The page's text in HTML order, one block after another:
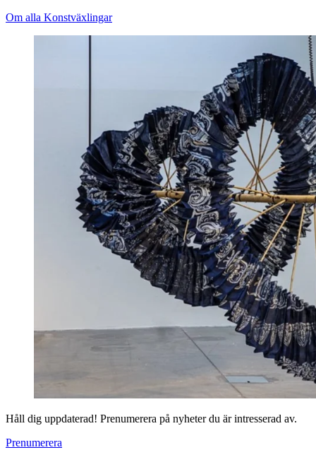
Om alla Konstväxlingar
Håll dig uppdaterad! Prenumerera på nyheter du är intresserad av.
Prenumerera